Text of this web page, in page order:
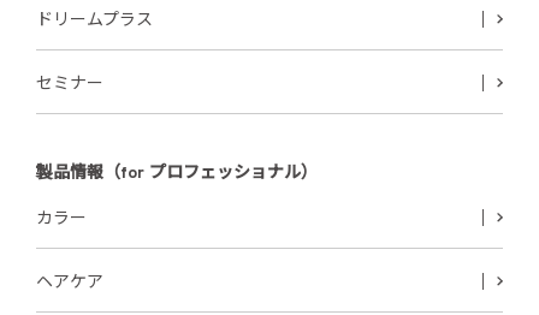
ドリームプラス
セミナー
製品情報（for プロフェッショナル）
カラー
ヘアケア